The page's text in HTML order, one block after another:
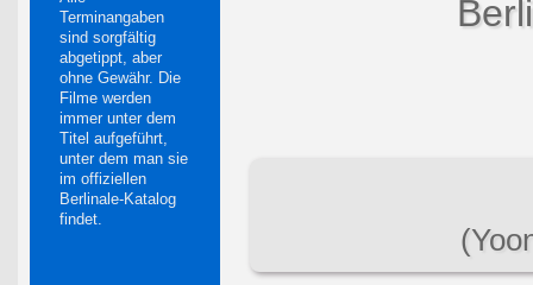
Terminangaben
sind sorgfältig
abgetippt, aber
ohne Gewähr. Die
Filme werden
immer unter dem
Titel aufgeführt,
unter dem man sie
im offiziellen
Berlinale-Katalog
findet.